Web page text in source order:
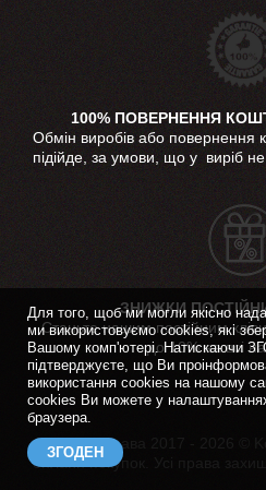
100% ПОВЕРНЕННЯ
Обмін виробів або повернення
підійде, за умови, що у виріб
ЗНИЖКИ
Станьте нашим постійним
до 10% на всі
Авторські права 2017 - 2026 ©
онлайн покупок. Усі права
Для того, щоб ми могли якісно
ми використовуємо cookies, які
Вашому комп'ютері. Натискаючи
підтверджуєте, що Ви
використання cookies на нашому
cookies Ви можете у
браузера.
ЗГОДЕН